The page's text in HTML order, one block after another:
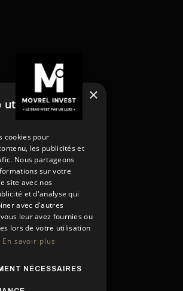
Acheter
Acheter
Vendre
Vendre
Louer
Louer
Rénover
Rénover
Gestion locative
Gestion locative
PAGES
Contact
Contact
Conditions générales
de confidentialité
Mentions légales
Mentions légales
×
utilise des
cookies pour
les publicités et
Nous partageons
sur votre
site avec nos
et d'analyse qui
avec d'autres
leur avez fournies ou
lors de votre utilisation
En savoir plus
NÉCESSAIRES